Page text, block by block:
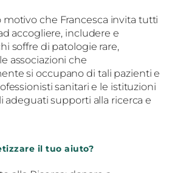
motivo che Francesca invita tutti
accogliere, includere e
soffre di patologie rare,
associazioni che
si occupano di tali pazienti e
sanitari e le istituzioni
adeguati supporti alla ricerca e
il tuo aiuto?